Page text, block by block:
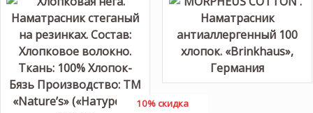
10% скидка